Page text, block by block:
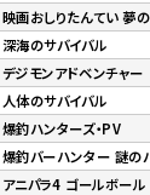
映画おしりたんてい 夢
深海のサバイバル
デジモンアドベンチャー
人体のサバイバル
爆釣ハンターズ・PV
爆釣バーハンター 謎の
アニパラ4 ゴールボー